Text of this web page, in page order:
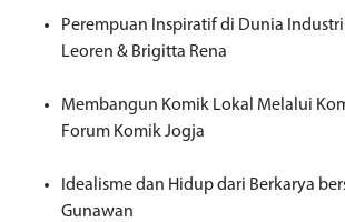
Perempuan Inspiratif di Dunia
Leoren & Brigitta Rena
Membangun Komik Lokal Melalui
Forum Komik Jogja
Idealisme dan Hidup dari Berkarya
Gunawan